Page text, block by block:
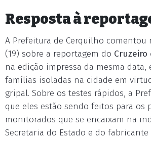
Resposta à
A Prefeitura de Cerquilho comentou
(19) sobre a reportagem do Cruzeiro
na edição impressa da mesma data,
famílias isoladas na cidade em
gripal. Sobre os testes rápidos, a
que eles estão sendo feitos para os
monitorados que se encaixam na
Secretaria do Estado e do fabricante